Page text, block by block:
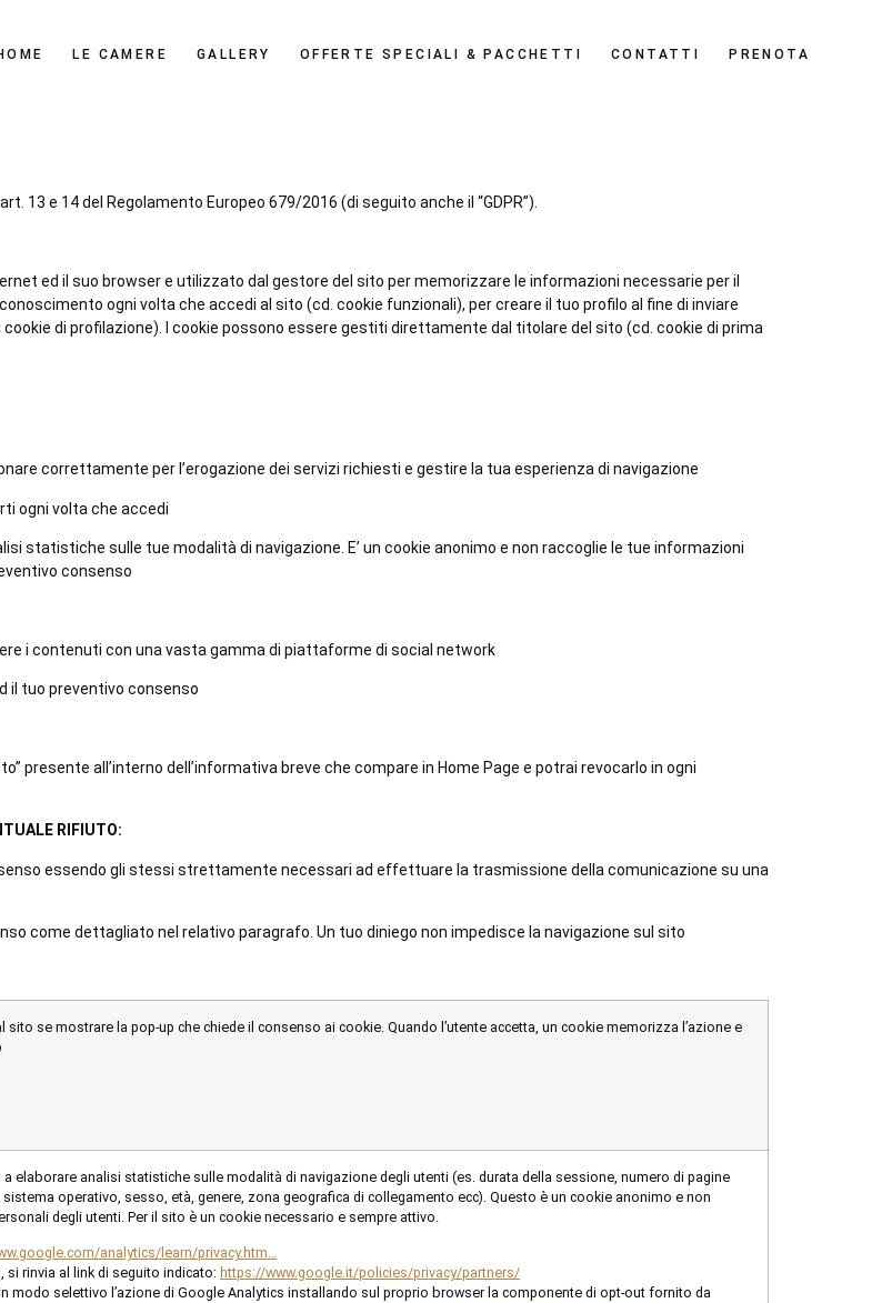
LE CAMERE GALLERY OFFERTE SPECIALI & PACCHETTI CONTATTI PRENOTA
13 e 14 del Regolamento Europeo 679/2016 (di seguito anche il “GDPR”).
ed il suo browser e utilizzato dal gestore del sito per memorizzare le informazioni necessarie per il
ogni volta che accedi al sito (cd. cookie funzionali), per creare il tuo profilo al fine di inviare
di profilazione). I cookie possono essere gestiti direttamente dal titolare del sito (cd. cookie di prima
correttamente per l’erogazione dei servizi richiesti e gestire la tua esperienza di navigazione
ogni volta che accedi
statistiche sulle tue modalità di navigazione. E’ un cookie anonimo e non raccoglie le tue informazioni
consenso
i contenuti con una vasta gamma di piattaforme di social network
il tuo preventivo consenso
presente all’interno dell’informativa breve che compare in Home Page e potrai revocarlo in ogni
RIFIUTO:
essendo gli stessi strettamente necessari ad effettuare la trasmissione della comunicazione su una
come dettagliato nel relativo paragrafo. Un tuo diniego non impedisce la navigazione sul sito
sito se mostrare la pop-up che chiede il consenso ai cookie. Quando l’utente accetta, un cookie memorizza l’azione e
elaborare analisi statistiche sulle modalità di navigazione degli utenti (es. durata della sessione, numero di pagine
operativo, sesso, età, genere, zona geografica di collegamento ecc). Questo è un cookie anonimo e non
degli utenti. Per il sito è un cookie necessario e sempre attivo.
analytics/learn/privacy.htm…
rinvia al link di seguito indicato: https://www.google.it/policies/privacy/partners/
modo selettivo l’azione di Google Analytics installando sul proprio browser la componente di opt-out fornito da